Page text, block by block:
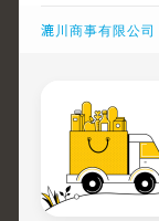
漉川商事有限公司